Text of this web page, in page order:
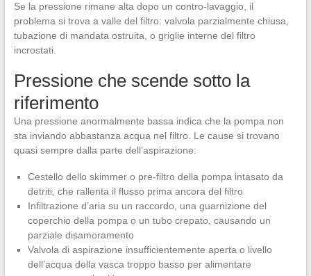
Se la pressione rimane alta dopo un contro-lavaggio, il
problema si trova a valle del filtro: valvola parzialmente chiusa,
tubazione di mandata ostruita, o griglie interne del filtro
incrostati.
Pressione che scende sotto la
riferimento
Una pressione anormalmente bassa indica che la pompa non
sta inviando abbastanza acqua nel filtro. Le cause si trovano
quasi sempre dalla parte dell’aspirazione:
Cestello dello skimmer o pre-filtro della pompa intasato da
detriti, che rallenta il flusso prima ancora del filtro
Infiltrazione d’aria su un raccordo, una guarnizione del
coperchio della pompa o un tubo crepato, causando un
parziale disamoramento
Valvola di aspirazione insufficientemente aperta o livello
dell’acqua della vasca troppo basso per alimentare